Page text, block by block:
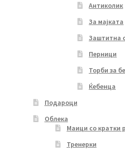
Антиколик
За мајката
Заштитна
Перници
Торби за
Ќебенца
Подароци
Облека
Маици со кратки
Тренерки